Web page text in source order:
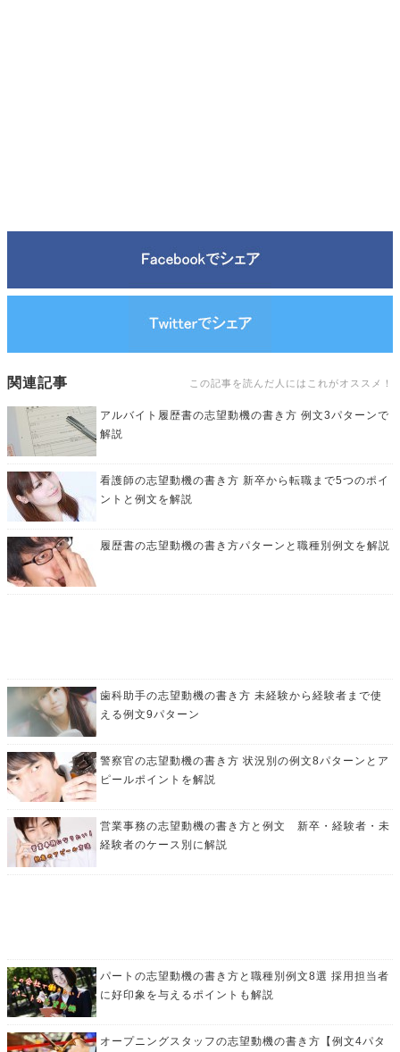
関連記事 この記事を読んだ人にはこれがオススメ！
アルバイト履歴書の志望動機の書き方 例文3パターンで
解説
看護師の志望動機の書き方 新卒から転職まで5つのポイ
ントと例文を解説
履歴書の志望動機の書き方パターンと職種別例文を解説
歯科助手の志望動機の書き方 未経験から経験者まで使
える例文9パターン
警察官の志望動機の書き方 状況別の例文8パターンとア
ピールポイントを解説
営業事務の志望動機の書き方と例文 新卒・経験者・未
経験者のケース別に解説
パートの志望動機の書き方と職種別例文8選 採用担当者
に好印象を与えるポイントも解説
オープニングスタッフの志望動機の書き方【例文4パタ